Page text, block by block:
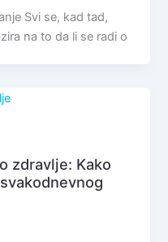
Svi se, kad tad,
na to da li se radi o
zdravlje: Kako